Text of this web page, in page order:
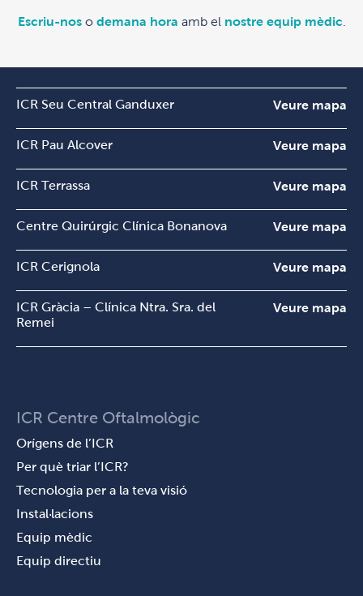
Escriu-noso demana hora amb el nostre equip mèdic.
ICR Seu Central Ganduxer Veure mapa
ICR Pau Alcover Veure mapa
ICR Terrassa Veure mapa
Centre Quirúrgic Clínica Bonanova Veure mapa
ICR Cerignola Veure mapa
ICR Gràcia – Clínica Ntra. Sra. del
Remei
Veure mapa
ICR Centre Oftalmològic
Orígens de l’ICR
Per què triar l’ICR?
Tecnologia per a la teva visió
Instal·lacions
Equip mèdic
Equip directiu